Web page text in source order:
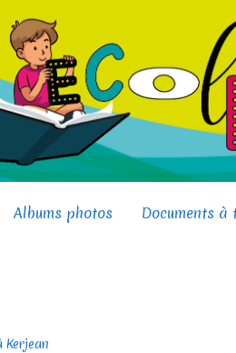
Albums photos Documents à
Kerjean